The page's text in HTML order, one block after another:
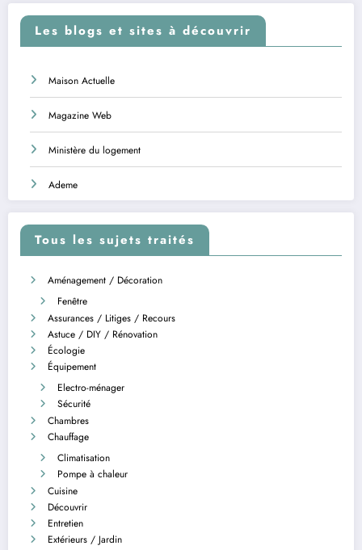
Les blogs et sites à découvrir
Maison Actuelle
Magazine Web
Ministère du logement
Ademe
Tous les sujets traités
Aménagement / Décoration
Fenêtre
Assurances / Litiges / Recours
Astuce / DIY / Rénovation
Écologie
Équipement
Electro-ménager
Sécurité
Chambres
Chauffage
Climatisation
Pompe à chaleur
Cuisine
Découvrir
Entretien
Extérieurs / Jardin